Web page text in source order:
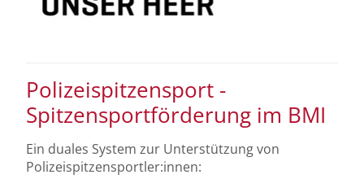
Polizeispitzensport -
Spitzensportförderung im BMI
Ein duales System zur Unterstützung von
Polizeispitzensportler:innen: